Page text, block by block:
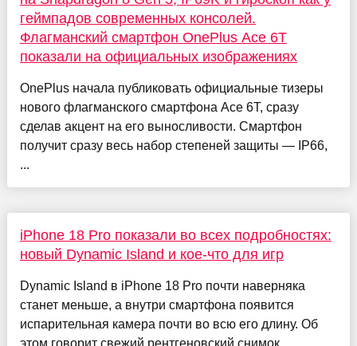
геймпадов современных консолей.
Флагманский смартфон OnePlus Ace 6T
показали на официальных изображениях
OnePlus начала публиковать официальные тизеры
нового флагманского смартфона Ace 6T, сразу
сделав акцент на его выносливости. Смартфон
получит сразу весь набор степеней защиты — IP66,
...
iPhone 18 Pro показали во всех подробностях:
новый Dynamic Island и кое-что для игр
Dynamic Island в iPhone 18 Pro почти наверняка
станет меньше, а внутри смартфона появится
испарительная камера почти во всю его длину. Об
этом говорит свежий рентгеновский снимок